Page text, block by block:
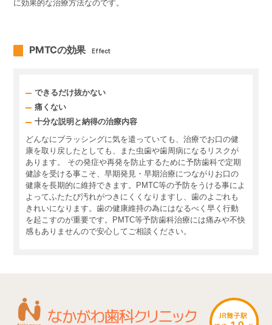
に効果的な治療方法なのです。
PMTCの効果 Effect
できるだけ抜かない
痛くない
十分な説明と納得の治療内容
どんなにブラッシングに気を遣っていても、治療でお口の健
康を取り戻したとしても、また虫歯や歯周病になるリスクが
あります。 その発症や再発を防止するために予防歯科で定期
健診を受ける事こそ、早期発見・早期治療につながりお口の
健康を長期的に維持できます。PMTC等の予防をうける事によ
よってふたたび汚れがつきにくくなりますし、歯のよごれも
きれいになります。歯の健康維持の為にはなるべく早く行動
を起こすのが重要です。PMTC等予防歯科治療には痛みや不快
感もありませんので安心してご相談ください。